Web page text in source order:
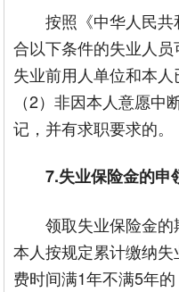
按照《中华人民
合以下条件的失业人员
失业前用人单位和本人
（2）非因本人意愿
记，并有求职要求的。
7.失业保险金的申
领取失业保险金
本人按规定累计缴纳
费时间满1年不满5年